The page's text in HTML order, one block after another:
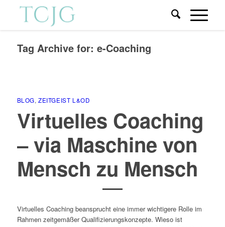
Tag Archive for: e-Coaching
BLOG,ZEITGEIST L&OD
Virtuelles Coaching
– via Maschine von
Mensch zu Mensch
Virtuelles Coaching beansprucht eine immer wichtigere Rolle im
Rahmen zeitgemäßer Qualifizierungskonzepte. Wieso ist